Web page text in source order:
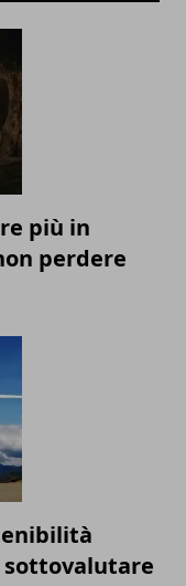
più in
perdere
sottovalutare